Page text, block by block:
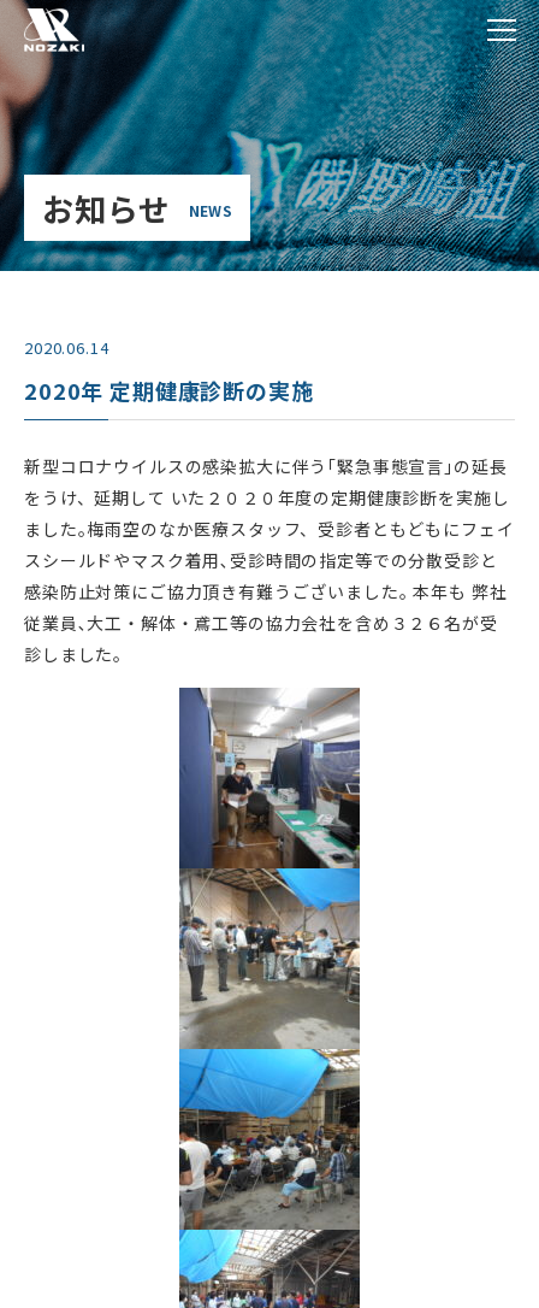
お知らせ NEWS
2020.06.14
2020年 定期健康診断の実施
新型コロナウイルスの感染拡大に伴う｢緊急事態宣言｣の延長
をうけ、延期して いた２０２０年度の定期健康診断を実施し
ました｡梅雨空のなか医療スタッフ、受診者ともどもにフェイ
スシールドやマスク着用､受診時間の指定等での分散受診と
感染防止対策にご協力頂き有難うございました｡ 本年も 弊社
従業員､大工・解体・鳶工等の協力会社を含め３２６名が受
診しました｡